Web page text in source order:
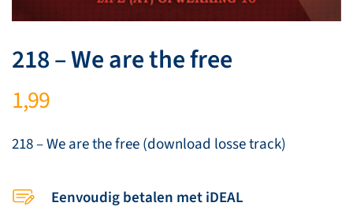
218 – We are the free
1,99
218 – We are the free (download losse track)
Eenvoudig betalen met iDEAL